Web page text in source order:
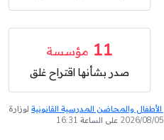
11 مؤسسة
صدر بشأنها اقتراح غلق
والمحاضن المدرسية القانونية لوزارة